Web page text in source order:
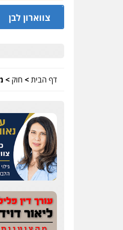
צווארון לבן
בחיפה וסינדיקאט ההלוואות
דף הבית> חוק >